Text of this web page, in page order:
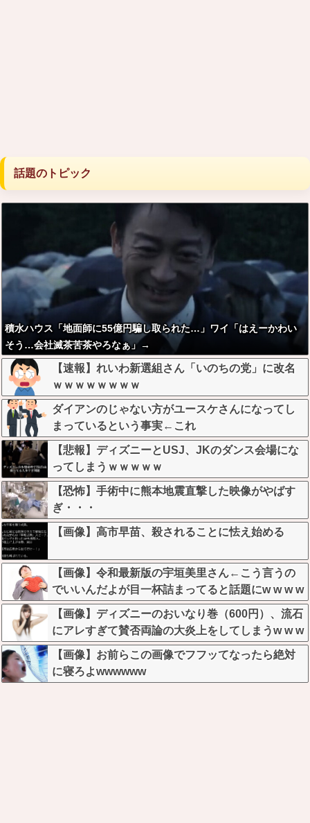
話題のトピック
積水ハウス「地面師に55億円騙し取られた…」ワイ「はえーかわい
そう…会社滅茶苦茶やろなぁ」→
【速報】れいわ新選組さん「いのちの党」に改名
ｗｗｗｗｗｗｗｗ
ダイアンのじゃない方がユースケさんになってし
まっているという事実←これ
【悲報】ディズニーとUSJ、JKのダンス会場にな
ってしまうｗｗｗｗｗ
【恐怖】手術中に熊本地震直撃した映像がやばす
ぎ・・・
【画像】高市早苗、殺されることに怯え始める
【画像】令和最新版の宇垣美里さん←こう言うの
でいいんだよが目一杯詰まってると話題にw w w w
w w w w w
【画像】ディズニーのおいなり巻（600円）、流石
にアレすぎて賛否両論の大炎上をしてしまうw w w
w w w w
【画像】お前らこの画像でフフッてなったら絶対
に寝ろよwwwwww